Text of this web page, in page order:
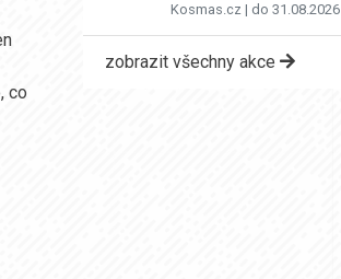
co
Kosmas.cz | do 31.08.2026
zobrazit všechny akce